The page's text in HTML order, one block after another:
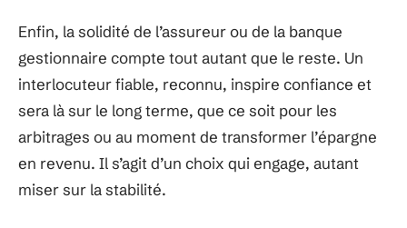
Enfin, la solidité de l’assureur ou de la banque
gestionnaire compte tout autant que le reste. Un
interlocuteur fiable, reconnu, inspire confiance et
sera là sur le long terme, que ce soit pour les
arbitrages ou au moment de transformer l’épargne
en revenu. Il s’agit d’un choix qui engage, autant
miser sur la stabilité.